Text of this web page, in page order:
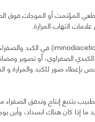
المؤتمت أو الموجات فوق
التهاب المرارة.
الصفراوي، أو تصوير
بإعطاء صور للكبد والمرارة و
بتتبع إنتاج وتدفق الصفراء
ما إذا كان هناك انسداد، وأين